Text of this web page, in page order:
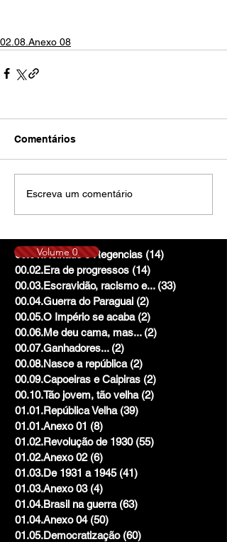
02.08.Anexo 08
Comentários
Escreva um comentário
00.01.Reinado e Regencias (14)
00.02.Era de progressos (14)
00.03.Escravidão, racismo e... (33)
00.04.Guerra do Paraguai (2)
00.05.O Império se acaba (2)
00.06.Me deu cama, mas... (2)
00.07.Ganhadores... (2)
00.08.Nasce a república (2)
00.09.Capoeiras e Caipiras (2)
00.10.Tão jovem, tão velha (2)
01.01.República Velha (39)
01.01.Anexo 01 (8)
01.02.Revolução de 1930 (55)
01.02.Anexo 02 (6)
01.03.De 1931 a 1945 (41)
01.03.Anexo 03 (4)
01.04.Brasil na guerra (63)
01.04.Anexo 04 (50)
01.05.Democratização (60)
Volume 0